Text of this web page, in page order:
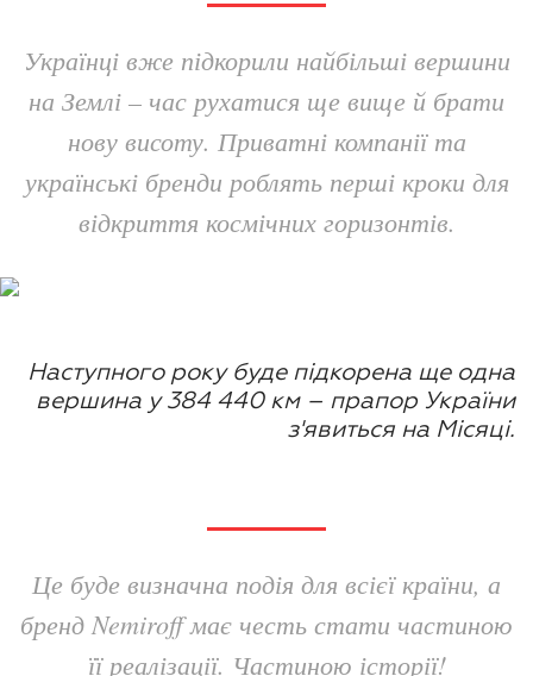
Українці вже підкорили найбільші вершини
на Землі – час рухатися ще вище й брати
нову висоту. Приватні компанії та
українські бренди роблять перші кроки для
відкриття космічних горизонтів.
Наступного року буде підкорена ще одна
вершина у 384 440 км – прапор України
з'явиться на Місяці.
Це буде визначна подія для всієї країни, а
бренд Nemiroff має честь стати частиною
її реалізації. Частиною історії!